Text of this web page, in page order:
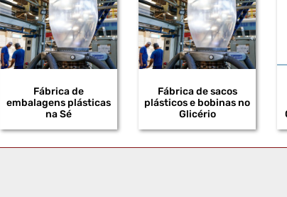
Fábrica de
embalagens plásticas
na Sé
Fábrica de sacos
plásticos e bobinas no
Glicério